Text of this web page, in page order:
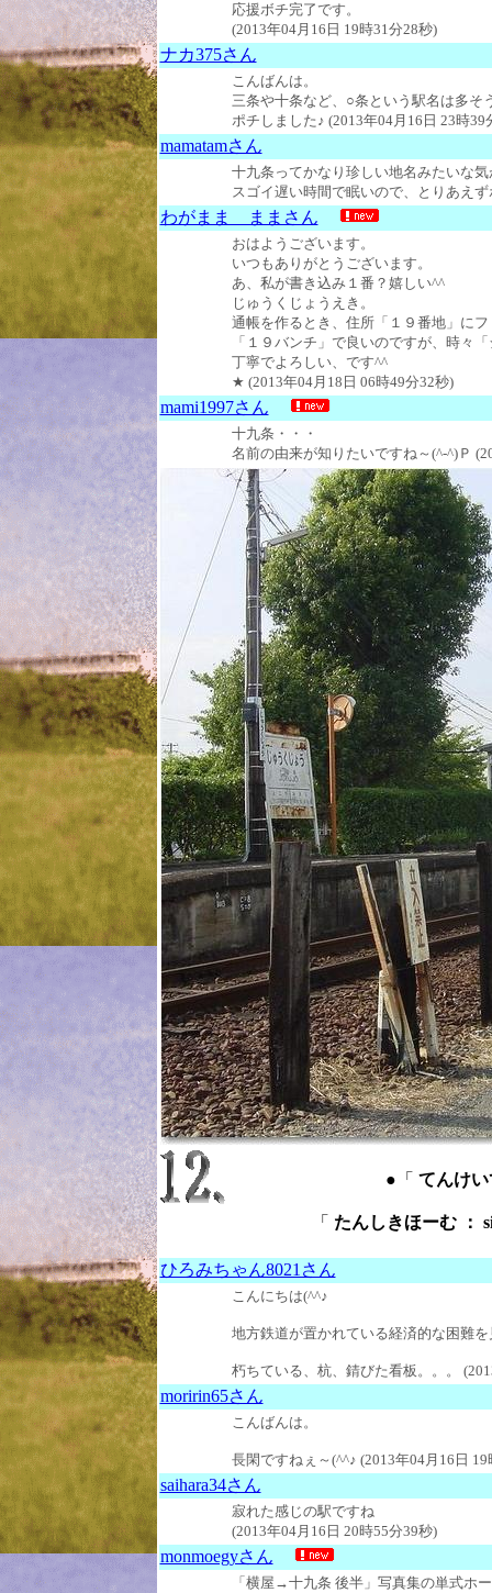
応援ボチ完了です。
(2013年04月16日 19時31分28秒)
ナカ375さん
こんばんは。
三条や十条など、○条という駅名は多そ
ポチしました♪ (2013年04月16日 23時39
mamatamさん
十九条ってかなり珍しい地名みたいな
スゴイ遅い時間で眠いので、とりあえ
わがまま ままさん
おはようございます。
いつもありがとうございます。
あ、私が書き込み１番？嬉しい^^
じゅうくじょうえき。
通帳を作るとき、住所「１９番地」にフ
「１９バンチ」で良いのですが、時々
丁寧でよろしい、です^^
★ (2013年04月18日 06時49分32秒)
mami1997さん
十九条・・・
名前の由来が知りたいですね～(^-^)Ｐ
●「 てんけ
「 たんしきほーむ ：
ひろみちゃん8021さん
こんにちは(^^♪
地方鉄道が置かれている経済的な困難
朽ちている、杭、錆びた看板。。。
moririn65さん
こんばんは。
長閑ですねぇ～(^^♪ (2013年04月16日 19
saihara34さん
寂れた感じの駅ですね
(2013年04月16日 20時55分39秒)
monmoegyさん
「横屋→十九条 後半」写真集の単式ホ